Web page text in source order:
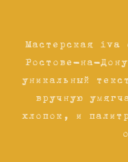
Мастерская iva
Ростове-на-
уникальный
вручную
хлопок, и